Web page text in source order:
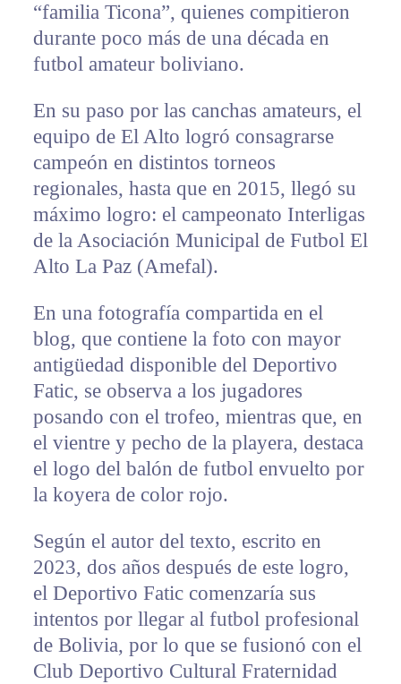
“familia Ticona”, quienes compitieron
durante poco más de una década en
futbol amateur boliviano.
En su paso por las canchas amateurs, el
equipo de El Alto logró consagrarse
campeón en distintos torneos
regionales, hasta que en 2015, llegó su
máximo logro: el campeonato Interligas
de la Asociación Municipal de Futbol El
Alto La Paz (Amefal).
En una fotografía compartida en el
blog, que contiene la foto con mayor
antigüedad disponible del Deportivo
Fatic, se observa a los jugadores
posando con el trofeo, mientras que, en
el vientre y pecho de la playera, destaca
el logo del balón de futbol envuelto por
la koyera de color rojo.
Según el autor del texto, escrito en
2023, dos años después de este logro,
el Deportivo Fatic comenzaría sus
intentos por llegar al futbol profesional
de Bolivia, por lo que se fusionó con el
Club Deportivo Cultural Fraternidad